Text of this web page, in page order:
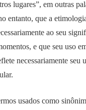
lugares”, em outras
entanto, que a
ao seu
e que seu uso
necessariamente seu
usados como